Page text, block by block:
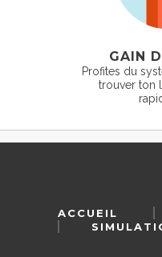
GAIN
Profites du
trouver ton
ACCUEIL